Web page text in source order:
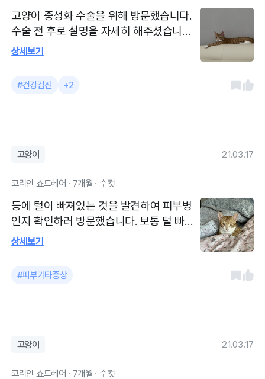
고양이 중성화 수술을 위해 방문했습니다.
수술 전 후로 설명을 자세히 해주셨습니다.
중성화 수술을 잘 마쳤고 수술부위는 생체
티 중심상가에 위치해있고 주차장이 잘 되
상세보기
#건강검진 +2
고양이 21.03.17
코리안 쇼트헤어 · 7개월 · 수컷
등에 털이 빠져있는 것을 발견하여 피부병
인지 확인하러 방문했습니다. 보통 털 빠짐
은 곰팡이와 관련이 깊다고 하시어 털 빠진
고 왔습니다. 2주 정도 소요된다 하시고 그
전에 양성 반응이 있으면 전화로 알려주신
았으나 대기시간이 10분 이상 지속된 적 없
이신분들도 부담없이 가실 수 있어요. 선생
상세보기
#피부기타증상
고양이 21.03.17
코리안 쇼트헤어 · 7개월 · 수컷